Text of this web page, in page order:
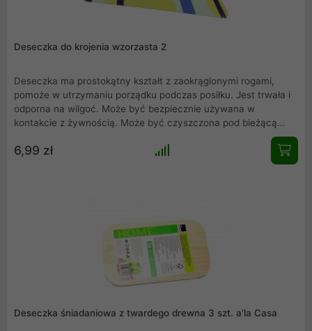
Deseczka do krojenia wzorzasta 2
Deseczka ma prostokątny kształt z zaokrąglonymi rogami,
pomoże w utrzymaniu porządku podczas posiłku. Jest trwała i
odporna na wilgoć. Może być bezpiecznie używana w
kontakcie z żywnością. Może być czyszczona pod bieżącą
stylowa i ma ciekawe wzornictwo.
6,99 zł
Deseczka śniadaniowa z twardego drewna 3 szt. a'la Casa